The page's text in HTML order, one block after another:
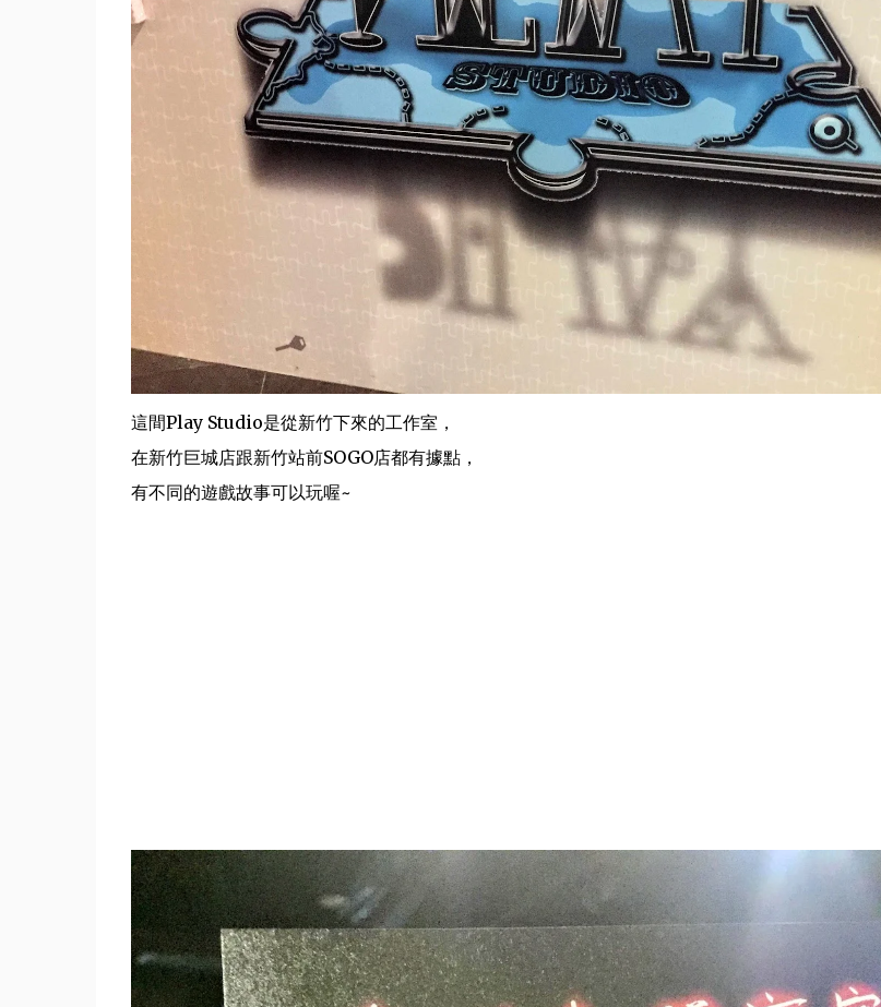
這間Play Studio是從新竹下來的工作室，
在新竹巨城店跟新竹站前SOGO店都有據點，
有不同的遊戲故事可以玩喔~